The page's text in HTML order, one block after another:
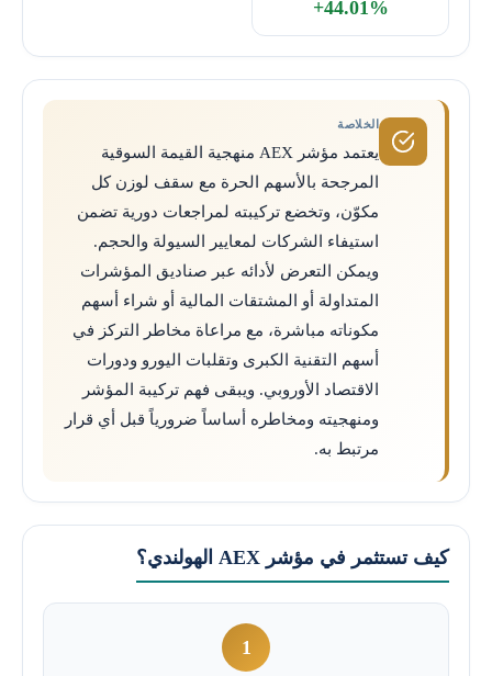
+44.01%
الخلاصة
يعتمد مؤشر AEX منهجية القيمة السوقية
المرجحة بالأسهم الحرة مع سقف لوزن كل
مكوّن، وتخضع تركيبته لمراجعات دورية تضمن
استيفاء الشركات لمعايير السيولة والحجم.
ويمكن التعرض لأدائه عبر صناديق المؤشرات
المتداولة أو المشتقات المالية أو شراء أسهم
مكوناته مباشرة، مع مراعاة مخاطر التركز في
أسهم التقنية الكبرى وتقلبات اليورو ودورات
الاقتصاد الأوروبي. ويبقى فهم تركيبة المؤشر
ومنهجيته ومخاطره أساساً ضرورياً قبل أي قرار
مرتبط به.
كيف تستثمر في مؤشر AEX الهولندي؟
1